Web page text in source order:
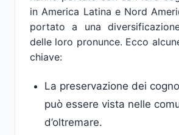
in America Latina e Nord
portato a una
delle loro pronunce. Ecco
chiave:
La preservazione dei
può essere vista nelle
d’oltremare.